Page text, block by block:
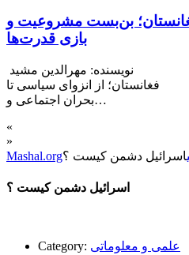
بن‌بست مشروعیت و
بازی قدرت‌ها
فغانستان؛ از انزوای سیاسی تا
بحران اجتماعی و…
«
»
Mashal.orgاسرائیل دشمن کیست ؟
اسرائیل دشمن کیست ؟
Category: علمی و معلوماتی